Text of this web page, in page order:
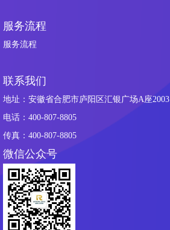
服务流程
服务流程
联系我们
地址：安徽省合肥市庐阳区汇银广场A座2003
电话：400-807-8805
传真：400-807-8805
微信公众号